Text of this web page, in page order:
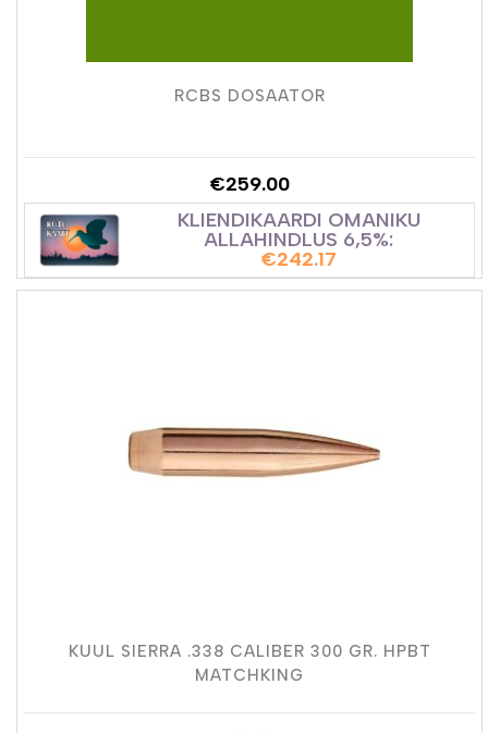
RCBS DOSAATOR
€259.00
KLIENDIKAARDI OMANIKU
ALLAHINDLUS 6,5%:
€242.17
KUUL SIERRA .338 CALIBER 300 GR. HPBT
MATCHKING